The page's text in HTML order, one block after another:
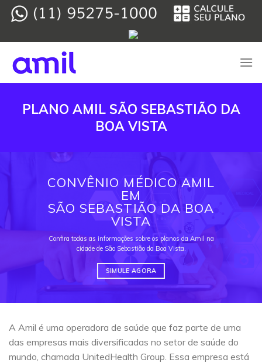
Skip
PLANO AMIL SÃO SEBASTIÃO DA
BOA VISTA
CONVÊNIO MÉDICO AMIL
EM
SÃO SEBASTIÃO DA BOA
VISTA
Confira todas as informações sobre os planos da Amil na
cidade de São Sebastião da Boa Vista.
SIMULE AGORA
A Amil é uma operadora de saúde que faz parte de uma
das empresas mais diversificadas no setor de saúde do
mundo, chamada UnitedHealth Group. Essa empresa está